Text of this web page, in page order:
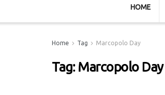
HOME
Home Tag Marcopolo Day
Tag: Marcopolo Day